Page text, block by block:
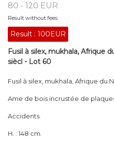
80 - 120 EUR
Result without fees
Result : 100EUR
Fusil à silex, mukhala, Afrique
siècl - Lot 60
Fusil à silex, mukhala, Afrique du
Ame de bois incrustée de
Accidents.
H. : 148 cm.